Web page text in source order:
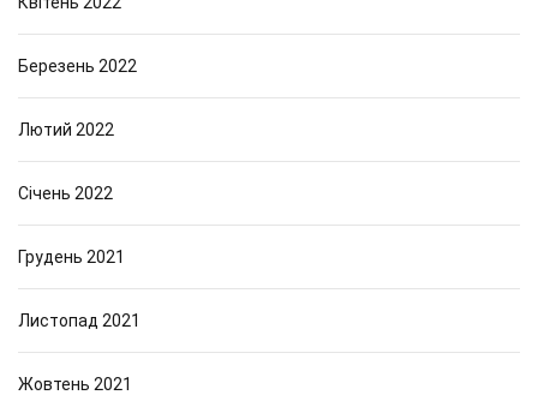
Березень 2022
Лютий 2022
Січень 2022
Грудень 2021
Листопад 2021
Жовтень 2021